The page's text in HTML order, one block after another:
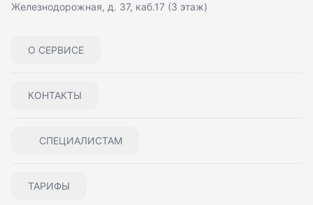
О СЕРВИСЕ
КОНТАКТЫ
СПЕЦИАЛИСТАМ
ТАРИФЫ
Железнодорожная, д. 37, каб.17 (3 этаж)